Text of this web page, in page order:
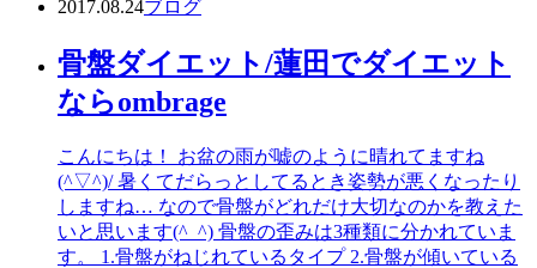
2017.08.24ブログ
骨盤ダイエット/蓮田でダイエット
ならombrage
こんにちは！ お盆の雨が嘘のように晴れてますね
(^▽^)/ 暑くてだらっとしてるとき姿勢が悪くなったり
しますね… なので骨盤がどれだけ大切なのかを教えた
いと思います(^_^) 骨盤の歪みは3種類に分かれていま
す。 1.骨盤がねじれているタイプ 2.骨盤が傾いている